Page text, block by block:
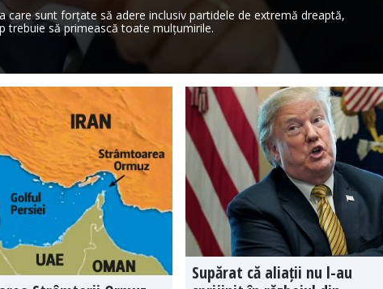
care sunt forțate să adere inclusiv partidele de extremă dreaptă,
trebuie să primească toate mulțumirile.
Supărat că aliații nu l-au